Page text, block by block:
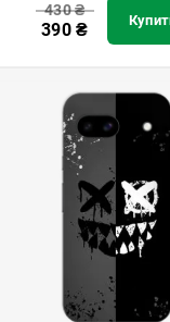
430₴
390₴